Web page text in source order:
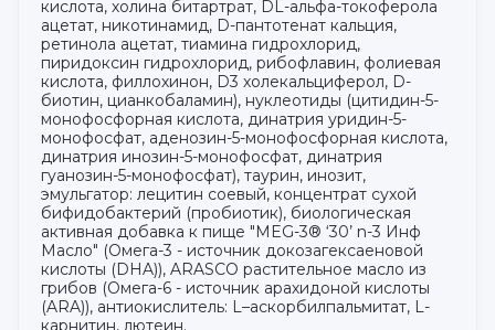
кислота, холина битартрат, DL-альфа-токоферола
ацетат, никотинамид, D-пантотенат кальция,
ретинола ацетат, тиамина гидрохлорид,
пиридоксин гидрохлорид, рибофлавин, фолиевая
кислота, филлохинон, D3 холекальциферол, D-
биотин, цианкобаламин), нуклеотиды (цитидин-5-
монофосфорная кислота, динатрия уридин-5-
монофосфат, аденозин-5-монофосфорная кислота,
динатрия инозин-5-монофосфат, динатрия
гуанозин-5-монофосфат), таурин, инозит,
эмульгатор: лецитин соевый, концентрат сухой
бифидобактерий (пробиотик), биологическая
активная добавка к пище "MEG-3® ‘30’ n-3 Инф
Масло" (Омега-3 - источник докозагексаеновой
кислоты (DHA)), ARASCO растительное масло из
грибов (Омега-6 - источник арахидоной кислоты
(ARA)), антиокислитель: L–аскорбилпальмитат, L-
карнитин, лютеин.